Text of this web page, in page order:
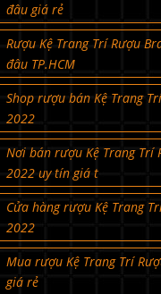
đâu giá rẻ
Rượu Kệ Trang Trí Rượu
đâu TP.HCM
Shop rượu bán Kệ Trang
2022
Nơi bán rượu Kệ Trang Trí
2022 uy tín giá t
Cửa hàng rượu Kệ Trang
2022
Mua rượu Kệ Trang Trí
giá rẻ